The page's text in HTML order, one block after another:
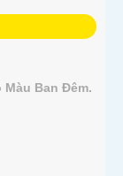
Màu Ban Ðêm.